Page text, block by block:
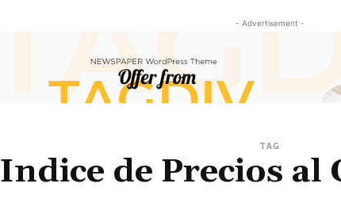
- Advertisement -
TAG
Indice de Precios al